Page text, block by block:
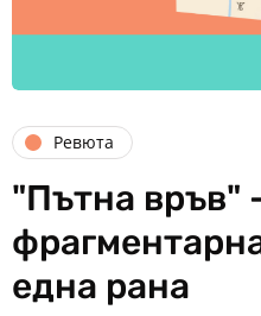
Ревюта
"Пътна връв"
една рана